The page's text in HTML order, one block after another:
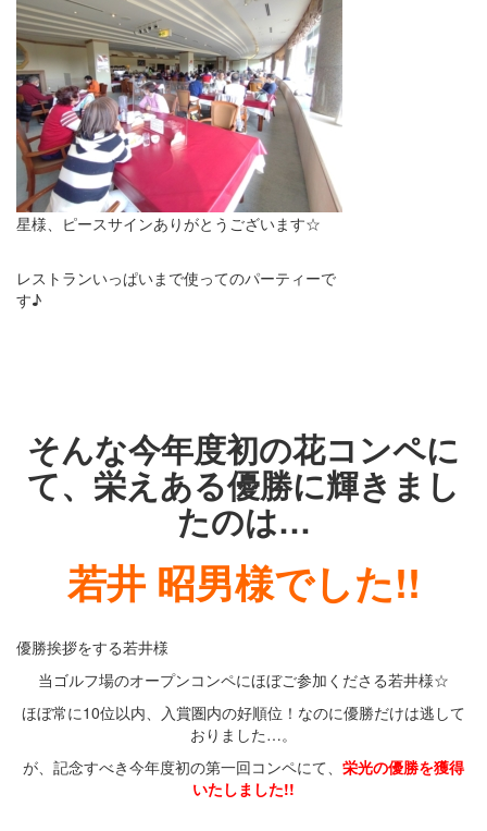
星様、ピースサインありがとうございます☆
レストランいっぱいまで使ってのパーティーで
す♪
そんな今年度初の花コンペに
て、栄えある優勝に輝きまし
たのは…
若井 昭男様でした!!
優勝挨拶をする若井様
当ゴルフ場のオープンコンペにほぼご参加くださる若井様☆
ほぼ常に10位以内、入賞圏内の好順位！なのに優勝だけは逃して
おりました…。
が、記念すべき今年度初の第一回コンペにて、 栄光の優勝を獲得
いたしました!!